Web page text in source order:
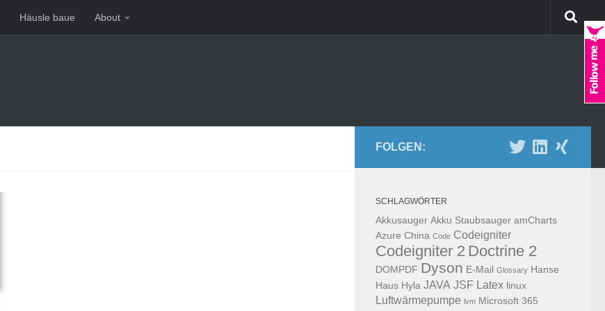
Häusle baue About
FOLGEN:
SCHLAGWÖRTER
Akkusauger Akku Staubsauger amCharts
Azure China Code Codeigniter
Codeigniter 2 Doctrine 2
DOMPDF Dyson E-Mail Glossary Hanse
Haus Hyla JAVA JSF Latex linux
Luftwärmepumpe lvm Microsoft 365